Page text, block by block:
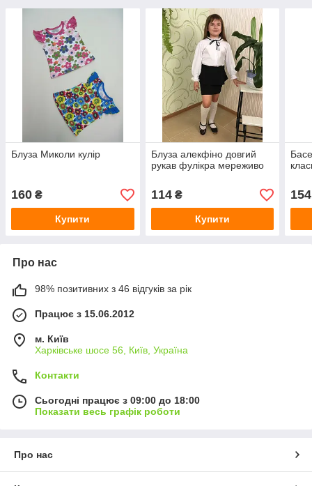
Блуза Миколи кулір
160 ₴
Купити
Блуза алекфіно довгий
рукав фулікра мереживо
114₴
Купити
154
Про нас
98% позитивних з 46 відгуків за рік
Працює з 15.06.2012
м. Київ
Харківське шосе 56, Київ, Україна
Контакти
Сьогодні працює з 09:00 до 18:00
Показати весь графік роботи
Про нас